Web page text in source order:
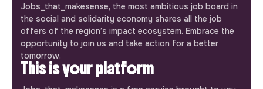
Jobs_that_makesense, the most ambitious job board in
the social and solidarity economy shares all the job
offers of the region’s impact ecosystem. Embrace the
opportunity to join us and take action for a better
tomorrow.
This is your platform